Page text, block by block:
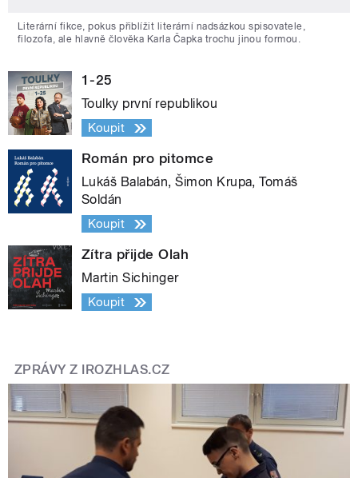
Literární fikce, pokus přiblížit literární nadsázkou spisovatele,
filozofa, ale hlavně člověka Karla Čapka trochu jinou formou.
1-25
Toulky první republikou
Koupit
Román pro pitomce
Lukáš Balabán, Šimon Krupa, Tomáš
Soldán
Koupit
Zítra přijde Olah
Martin Sichinger
Koupit
ZPRÁVY Z IROZHLAS.CZ